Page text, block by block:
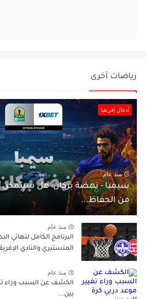
رياضات أخرى
أدغال إفريقيا
منذ عام
سيمبا - نهضة بركان: هل سيتمكن
من الحفاظ...
منذ عام
البرنامج الكامل لنهائي
المنستيري والنادي
منذ عام
الكشف عن السبب وراء
بين...